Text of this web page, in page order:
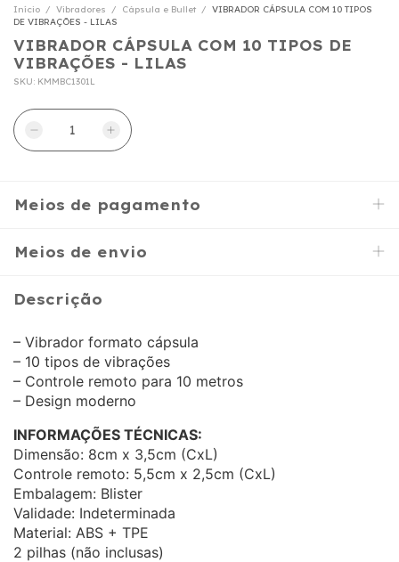
Início / Vibradores / Cápsula e Bullet / VIBRADOR CÁPSULA COM 10 TIPOS
DE VIBRAÇÕES - LILAS
VIBRADOR CÁPSULA COM 10 TIPOS DE
VIBRAÇÕES - LILAS
SKU: KMMBC1301L
Meios de pagamento
Meios de envio
Descrição
– Vibrador formato cápsula
– 10 tipos de vibrações
– Controle remoto para 10 metros
– Design moderno
INFORMAÇÕES TÉCNICAS:
Dimensão: 8cm x 3,5cm (CxL)
Controle remoto: 5,5cm x 2,5cm (CxL)
Embalagem: Blister
Validade: Indeterminada
Material: ABS + TPE
2 pilhas (não inclusas)